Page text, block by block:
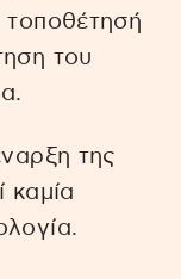
τοποθέτησή
του
της
καμία